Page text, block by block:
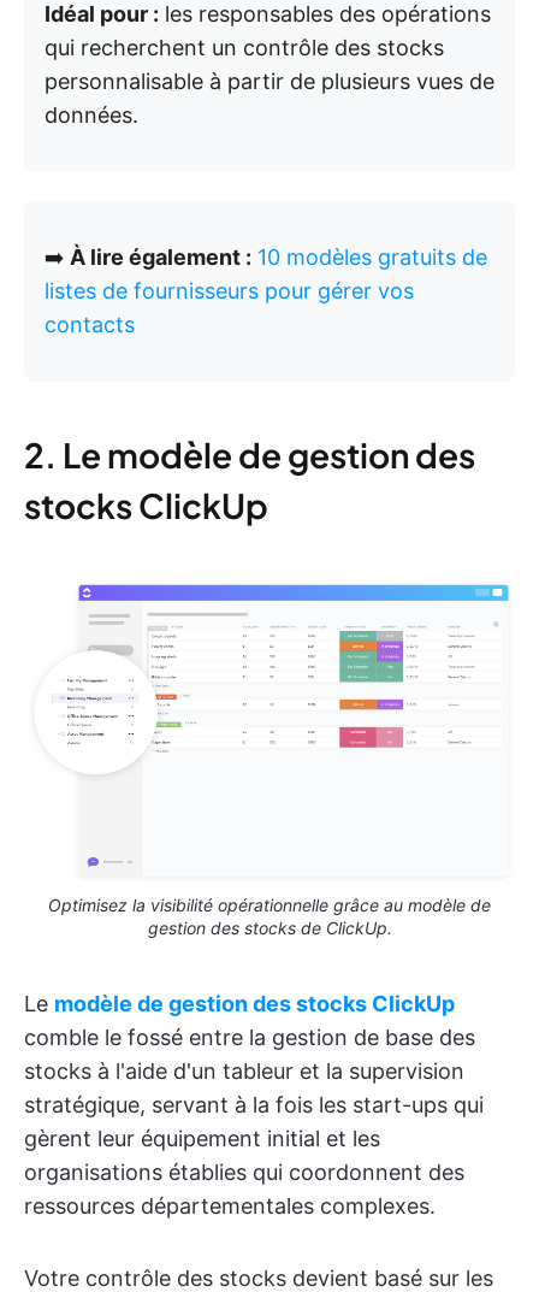
Idéal pour : les responsables des opérations
qui recherchent un contrôle des stocks
personnalisable à partir de plusieurs vues de
données.
➡️ À lire également : 10 modèles gratuits de
listes de fournisseurs pour gérer vos
contacts
2. Le modèle de gestion des
stocks ClickUp
Optimisez la visibilité opérationnelle grâce au modèle de
gestion des stocks de ClickUp.
Le modèle de gestion des stocks ClickUp
comble le fossé entre la gestion de base des
stocks à l'aide d'un tableur et la supervision
stratégique, servant à la fois les start-ups qui
gèrent leur équipement initial et les
organisations établies qui coordonnent des
ressources départementales complexes.
Votre contrôle des stocks devient basé sur les